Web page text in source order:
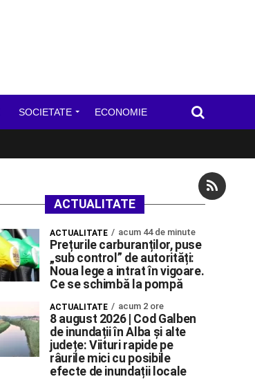
SOCIETATE ECONOMIE
ACTUALITATE
ACTUALITATE acum 44 de minute
Prețurile carburanților, puse
„sub control” de autorități:
Noua lege a intrat în vigoare.
Ce se schimbă la pompă
ACTUALITATE acum 2 ore
8 august 2026 | Cod Galben
de inundații în Alba și alte
județe: Viituri rapide pe
râurile mici cu posibile
efecte de inundații locale